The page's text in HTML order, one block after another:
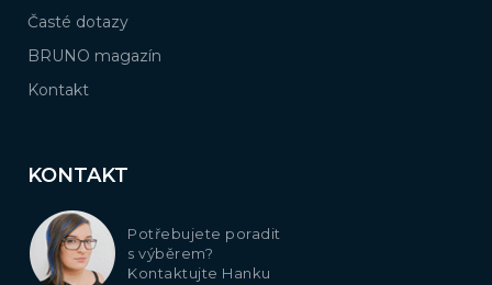
Časté dotazy
BRUNO magazín
Kontakt
KONTAKT
Potřebujete poradit
s výběrem?
Kontaktujte Hanku